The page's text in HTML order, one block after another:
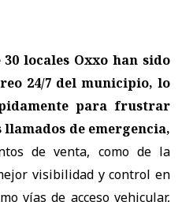
30 locales Oxxo han sido
24/7 del municipio, lo
para frustrar
de emergencia,
de venta, como de la
visibilidad y control en
vías de acceso vehicular,